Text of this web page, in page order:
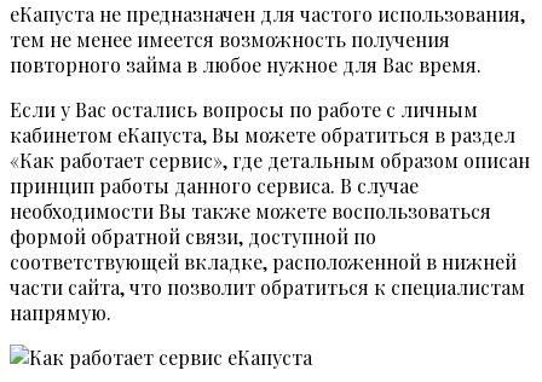
еКапуста не предназначен для частого использования,
тем не менее имеется возможность получения
повторного займа в любое нужное для Вас время.
Если у Вас остались вопросы по работе с личным
кабинетом еКапуста, Вы можете обратиться в раздел
«Как работает сервис», где детальным образом описан
принцип работы данного сервиса. В случае
необходимости Вы также можете воспользоваться
формой обратной связи, доступной по
соответствующей вкладке, расположенной в нижней
части сайта, что позволит обратиться к специалистам
напрямую.